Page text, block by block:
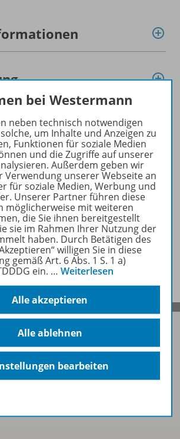
Produkte
Service
Newsletter anmelden
bei Westermann
neben technisch notwendigen
um Inhalte und Anzeigen zu
Funktionen für soziale Medien
und die Zugriffe auf unserer
Außerdem geben wir
Verwendung unserer Webseite an
für soziale Medien, Werbung und
Unserer Partner führen diese
möglicherweise mit weiteren
die Sie ihnen bereitgestellt
sie im Rahmen Ihrer Nutzung der
haben. Durch Betätigen des
willigen Sie in diese
gemäß Art. 6 Abs. 1 S. 1 a)
ein. … Weiterlesen
Alle akzeptieren
Alle ablehnen
bearbeiten